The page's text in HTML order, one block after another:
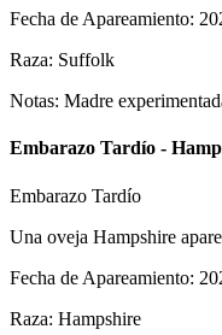
Fecha de Apareamiento:
Raza: Suffolk
Notas: Madre
Embarazo Tardío -
Embarazo Tardío
Una oveja Hampshire
Fecha de Apareamiento:
Raza: Hampshire